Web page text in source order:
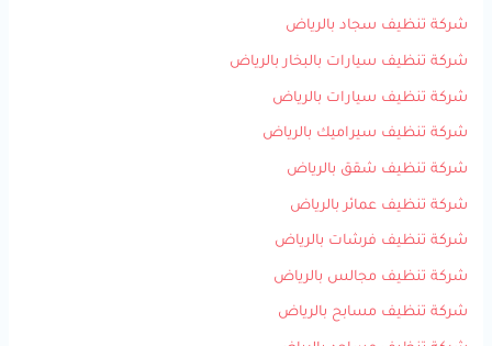
شركة تنظيف سجاد بالرياض
شركة تنظيف سيارات بالبخار بالرياض
شركة تنظيف سيارات بالرياض
شركة تنظيف سيراميك بالرياض
شركة تنظيف شقق بالرياض
شركة تنظيف عمائر بالرياض
شركة تنظيف فرشات بالرياض
شركة تنظيف مجالس بالرياض
شركة تنظيف مسابح بالرياض